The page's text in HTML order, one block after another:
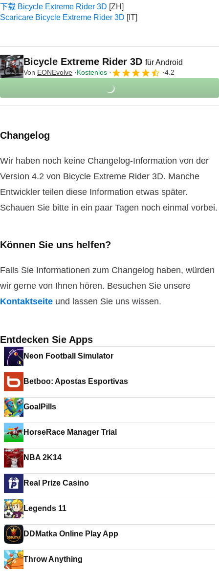
下载 Bicycle Extreme Rider 3D
Scaricare Bicycle Extreme Rider 3D
Bicycle Extreme Rider 3D für Android
Von EONEvolve Kostenlos 4.2
Changelog
Wir haben noch keine Changelog-Information von der
Version 4.2 von Bicycle Extreme Rider 3D. Manche
Entwickler teilen diese Information etwas später.
Schauen Sie bitte in ein paar Tagen noch einmal vorbei.
Können Sie uns helfen?
Falls Sie Informationen zum Changelog haben, würden
wir gerne von Ihnen hören. Besuchen Sie unsere
Kontaktseite und lassen Sie uns wissen.
Entdecken Sie Apps
Neon Football Simulator
Betboo: Apostas Esportivas
GoalPills
HorseRace Manager Trial
NBA 2K14
Real Prize Casino
Legends 11
DDMatka Online Play App
Throw Anything